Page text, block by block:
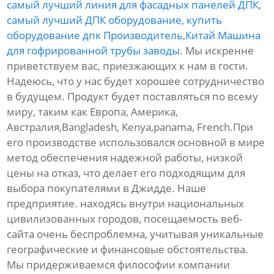
самый лучший линия для фасадных панелей ДПК,
самый лучший ДПК оборудование, купить
оборудование дпк Производитель,Китай Машина
для гофрированной трубы заводы. Мы искренне
приветствуем вас, приезжающих к нам в гости.
Надеюсь, что у нас будет хорошее сотрудничество
в будущем. Продукт будет поставляться по всему
миру, таким как Европа, Америка,
Австралия,Bangladesh, Kenya,panama, French.При
его производстве использовался основной в мире
метод обеспечения надежной работы, низкой
цены на отказ, что делает его подходящим для
выбора покупателями в Джидде. Наше
предприятие. находясь внутри национальных
цивилизованных городов, посещаемость веб-
сайта очень беспроблемна, учитывая уникальные
географические и финансовые обстоятельства.
Мы придерживаемся философии компании